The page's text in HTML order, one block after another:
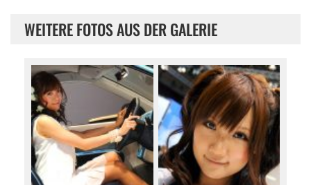
WEITERE FOTOS AUS DER GALERIE